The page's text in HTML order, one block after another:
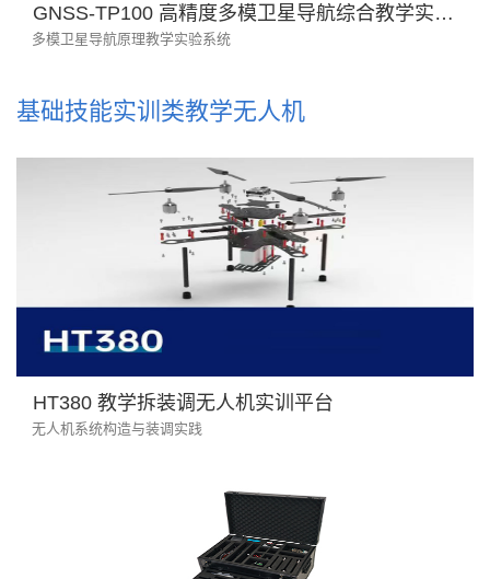
GNSS-TP100 高精度多模卫星导航综合教学实验系统
多模卫星导航原理教学实验系统
基础技能实训类教学无人机
HT380 教学拆装调无人机实训平台
无人机系统构造与装调实践